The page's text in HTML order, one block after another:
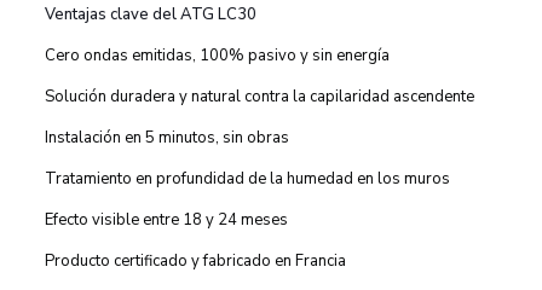
Ventajas clave del ATG LC30
Cero ondas emitidas, 100% pasivo y sin energía
Solución duradera y natural contra la capilaridad ascendente
Instalación en 5 minutos, sin obras
Tratamiento en profundidad de la humedad en los muros
Efecto visible entre 18 y 24 meses
Producto certificado y fabricado en Francia